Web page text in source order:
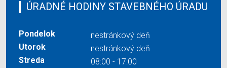
ÚRADNÉ HODINY STAVEBNÉHO ÚRADU
Pondelok
nestránkový deň
Utorok
nestránkový deň
Streda
08:00 - 17:00